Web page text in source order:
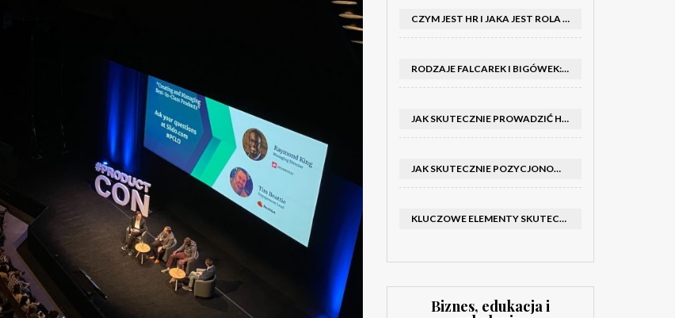
CZYM JEST HR I JAKA JEST ROLA DZIAŁU HR W FIRMIE
RODZAJE FALCAREK I BIGÓWEK: JAKIE WYBRAĆ DO PRODUKCJI?
JAK SKUTECZNIE PROWADZIĆ HOSTESSY NA TARGACH: PORADNIK I SZKOLENIA
JAK SKUTECZNIE POZYCJONOWAĆ SKLEP SHOPER: KLUCZOWE KROKI I STRATEGIE
KLUCZOWE ELEMENTY SKUTECZNEGO KATALOGU FIRMOWEGO I BROSZURY
Biznes, edukacja i